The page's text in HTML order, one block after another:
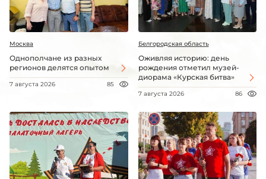
Москва
Однополчане из разных
регионов делятся опытом
7 августа 2026 85
Белгородская область
Оживляя историю: день
рождения отметил музей-
диорама «Курская битва»
7 августа 2026 86